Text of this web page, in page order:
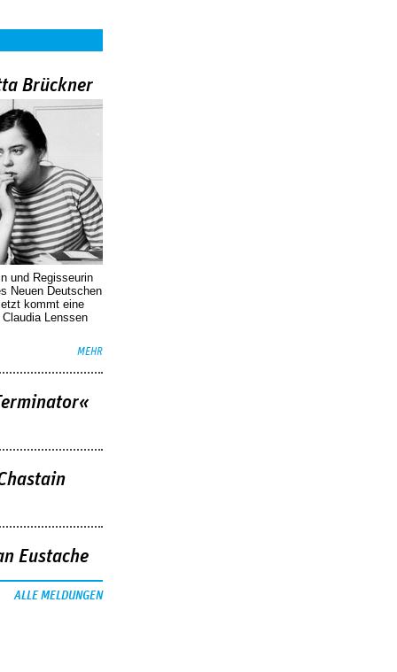
Brückner
und Regisseurin
Neuen Deutschen
kommt eine
Lenssen
MEHR
Eustache
ALLE MELDUNGEN